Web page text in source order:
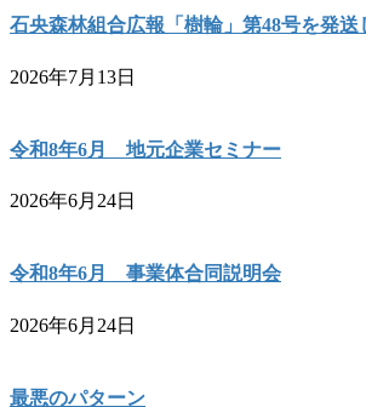
石央森林組合広報「樹輪」第48号を発送
2026年7月13日
令和8年6月 地元企業セミナー
2026年6月24日
令和8年6月 事業体合同説明会
2026年6月24日
最悪のパターン